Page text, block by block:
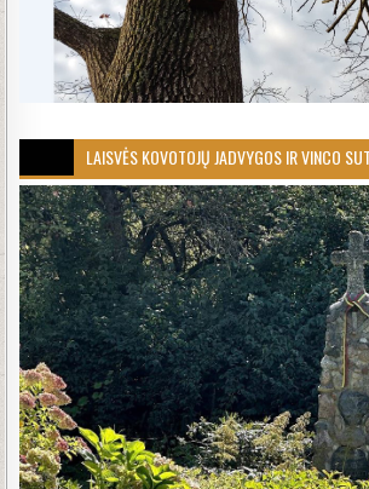
LAISVĖS KOVOTOJŲ JADVYGOS IR VINCO